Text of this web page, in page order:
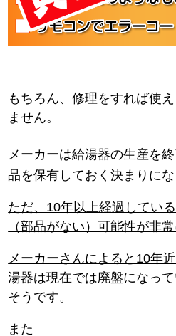
もちろん、修理をすれば使
ません。
メーカーは給湯器の生産を
品を保有しておく決まりにな
ただ、10年以上経過してい
（部品がない）可能性が非
メーカーさんによると10年
湯器は現在では廃盤になっ
そうです。
また